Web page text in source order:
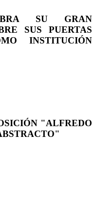
SU GRAN
SUS PUERTAS
INSTITUCIÓN
"ALFREDO